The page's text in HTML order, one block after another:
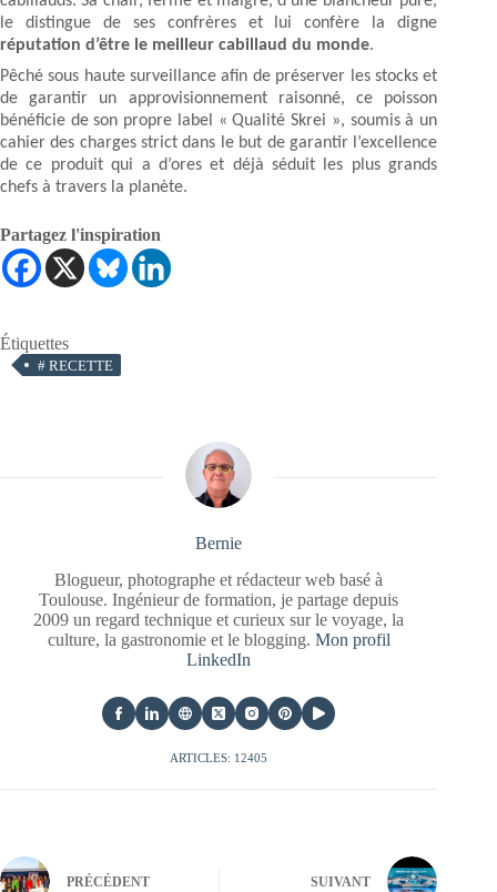
le distingue de ses confrères et lui confère la digne
réputation d’être le meilleur cabillaud du monde.
Pêché sous haute surveillance afin de préserver les stocks et
de garantir un approvisionnement raisonné, ce poisson
bénéficie de son propre label « Qualité Skrei », soumis à un
cahier des charges strict dans le but de garantir l’excellence
de ce produit qui a d’ores et déjà séduit les plus grands
chefs à travers la planète.
Partagez l'inspiration
Étiquettes
# RECETTE
Bernie
Blogueur, photographe et rédacteur web basé à
Toulouse. Ingénieur de formation, je partage depuis
2009 un regard technique et curieux sur le voyage, la
culture, la gastronomie et le blogging. Mon profil
LinkedIn
ARTICLES: 12405
PRÉCÉDENT SUIVANT